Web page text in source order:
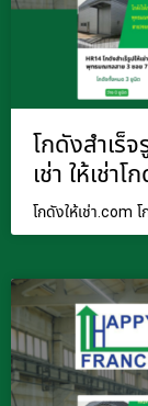
โกดังสำเร็
เช่า ให้เช่า
โกดังให้เช่า.com โ